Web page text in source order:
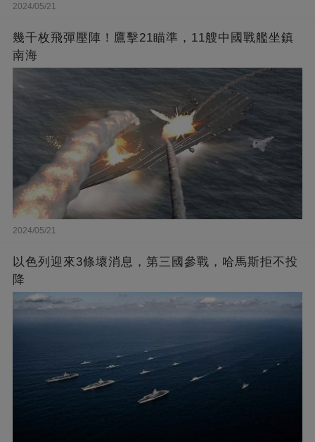
2024/05/21
幾千枚飛彈壓陣！鷹擊21瞄準，11艘中國戰艦坐鎮
南海
2024/05/21
以色列迎來3條壞消息，第三國參戰，哈馬斯拒不投
降